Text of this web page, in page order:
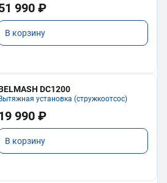
990 ₽
В корзину
DC1200
Вытяжная установка (стружкоотсос)
990 ₽
В корзину